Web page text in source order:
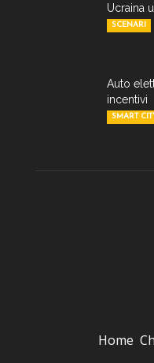
Ucraina
SCENARI
Auto
incentivi
SMART
Home